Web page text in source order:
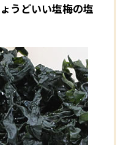
うどいい塩梅の塩